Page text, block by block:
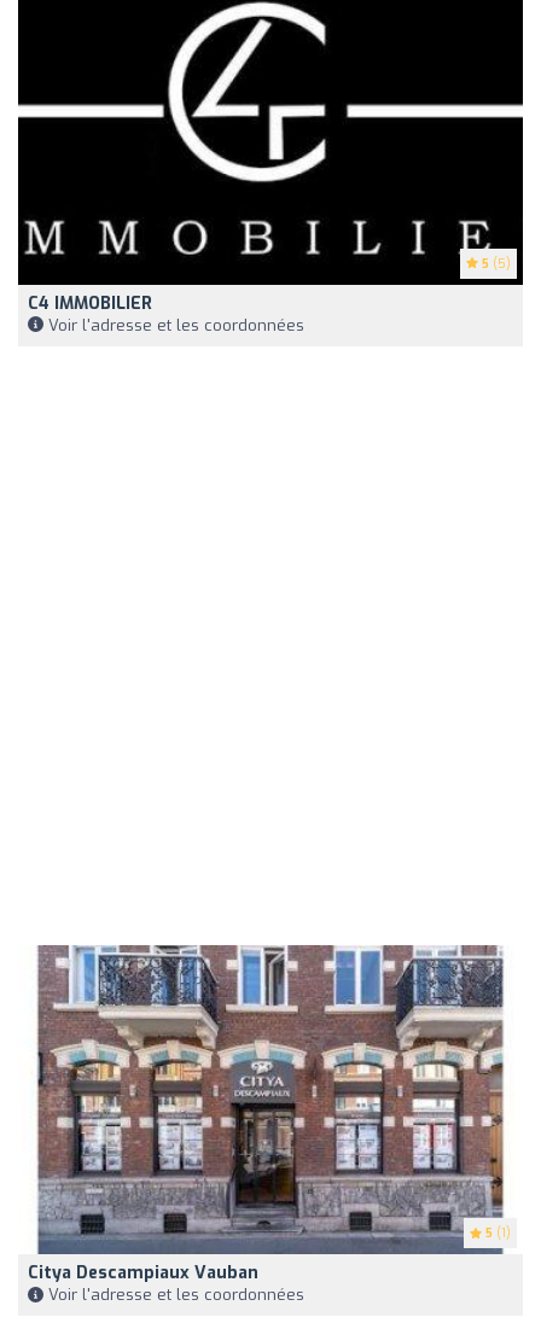
5 (5)
C4 IMMOBILIER
Voir l'adresse et les coordonnées
5 (1)
Citya Descampiaux Vauban
Voir l'adresse et les coordonnées